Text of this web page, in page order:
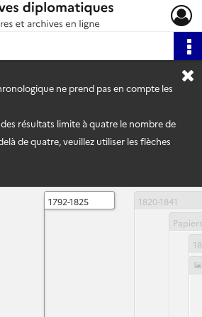
ne prend pas en compte les
résultats limite à quatre le nombre de
de quatre, veuillez utiliser les flèches
1792-1825 1820-1841